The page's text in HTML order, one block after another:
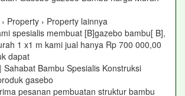
Property › Property lainnya
spesialis membuat [B]gazebo bambu[ B],
1 x1 m kami jual hanya Rp 700 000,00
dapat
Sahabat Bambu Spesialis Konstruksi
gasebo
pesanan pembuatan struktur bambu